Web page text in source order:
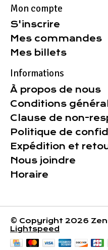
Mon compte
S'inscrire
Mes commandes
Mes billets
Informations
À propos de nous
Conditions
Clause de non-
Politique de
Expédition et
Nous joindre
Horaire
© Copyright 2026
Lightspeed